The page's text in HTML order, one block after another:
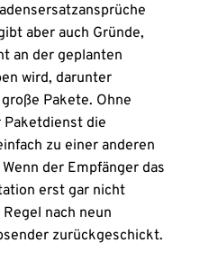
aber auch Gründe,
an der geplanten
wird, darunter
Pakete. Ohne
Paketdienst die
zu einer anderen
der Empfänger das
erst gar nicht
nach neun
zurückgeschickt.